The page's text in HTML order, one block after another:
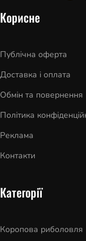
Корисне
Публічна оферта
Доставка і оплата
Обмін та повернення
Політика
Реклама
Контакти
Категорії
Коропова риболовля